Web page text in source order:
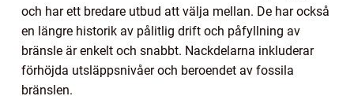
och har ett bredare utbud att välja mellan. De har också
en längre historik av pålitlig drift och påfyllning av
bränsle är enkelt och snabbt. Nackdelarna inkluderar
förhöjda utsläppsnivåer och beroendet av fossila
bränslen.